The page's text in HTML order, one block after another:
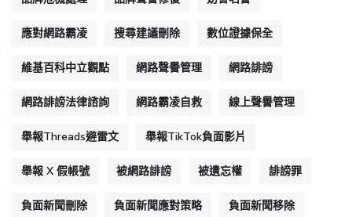
應對網路霸凌 搜尋建議刪除 數位證據保全
維基百科中立觀點 網路聲譽管理 網路誹謗
網路誹謗法律諮詢 網路霸凌自救 線上聲譽管理
舉報Threads避雷文 舉報TikTok負面影片
舉報 X 假帳號 被網路誹謗 被遺忘權 誹謗罪
負面新聞刪除 負面新聞應對策略 負面新聞移除